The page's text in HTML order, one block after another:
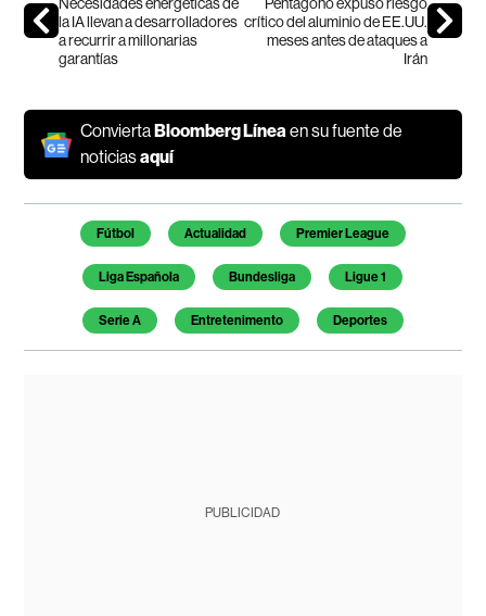
Necesidades energéticas de
la IA llevan a desarrolladores
a recurrir a millonarias
garantías
Pentágono expuso riesgo
crítico del aluminio de EE.UU.
meses antes de ataques a
Irán
Convierta Bloomberg Líneaen su fuente de
noticiasaquí
Temas de este artículo
Fútbol Actualidad Premier League
Liga Española Bundesliga Ligue 1
Serie A Entretenimento Deportes
PUBLICIDAD